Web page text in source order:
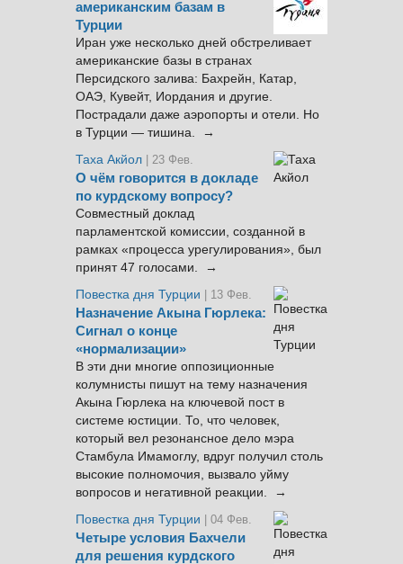
американским базам в
Турции
Иран уже несколько дней обстреливает
американские базы в странах
Персидского залива: Бахрейн, Катар,
ОАЭ, Кувейт, Иордания и другие.
Пострадали даже аэропорты и отели. Но
в Турции — тишина. →
Таха Акйол | 23 Фев.
О чём говорится в докладе
по курдскому вопросу?
Совместный доклад
парламентской комиссии, созданной в
рамках «процесса урегулирования», был
принят 47 голосами. →
Повестка дня Турции
| 13 Фев.
Назначение Акына Гюрлека:
Сигнал о конце
«нормализации»
В эти дни многие оппозиционные
колумнисты пишут на тему назначения
Акына Гюрлека на ключевой пост в
системе юстиции. То, что человек,
который вел резонансное дело мэра
Стамбула Имамоглу, вдруг получил столь
высокие полномочия, вызвало уйму
вопросов и негативной реакции. →
Повестка дня Турции
| 04 Фев.
Четыре условия Бахчели
для решения курдского